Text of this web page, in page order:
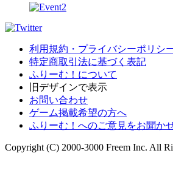
利用規約・プライバシーポリシ
特定商取引法に基づく表記
ふりーむ！について
旧デザインで表示
お問い合わせ
ゲーム掲載希望の方へ
ふりーむ！へのご意見をお聞か
Copyright (C) 2000-3000 Freem Inc. All